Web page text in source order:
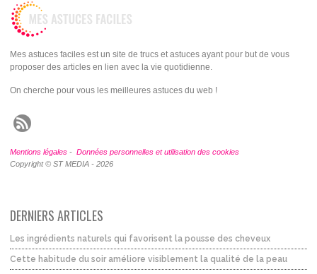
Mes astuces faciles est un site de trucs et astuces ayant pour but de vous
proposer des articles en lien avec la vie quotidienne.
On cherche pour vous les meilleures astuces du web !
Mentions légales - Données personnelles et utilisation des cookies
Copyright © ST MEDIA - 2026
DERNIERS ARTICLES
Les ingrédients naturels qui favorisent la pousse des cheveux
Cette habitude du soir améliore visiblement la qualité de la peau